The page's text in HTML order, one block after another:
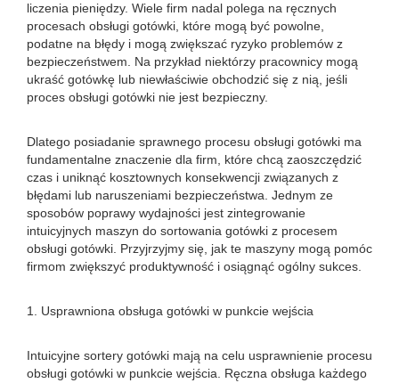
liczenia pieniędzy. Wiele firm nadal polega na ręcznych
procesach obsługi gotówki, które mogą być powolne,
podatne na błędy i mogą zwiększać ryzyko problemów z
bezpieczeństwem. Na przykład niektórzy pracownicy mogą
ukraść gotówkę lub niewłaściwie obchodzić się z nią, jeśli
proces obsługi gotówki nie jest bezpieczny.
Dlatego posiadanie sprawnego procesu obsługi gotówki ma
fundamentalne znaczenie dla firm, które chcą zaoszczędzić
czas i uniknąć kosztownych konsekwencji związanych z
błędami lub naruszeniami bezpieczeństwa. Jednym ze
sposobów poprawy wydajności jest zintegrowanie
intuicyjnych maszyn do sortowania gotówki z procesem
obsługi gotówki. Przyjrzyjmy się, jak te maszyny mogą pomóc
firmom zwiększyć produktywność i osiągnąć ogólny sukces.
1. Usprawniona obsługa gotówki w punkcie wejścia
Intuicyjne sortery gotówki mają na celu usprawnienie procesu
obsługi gotówki w punkcie wejścia. Ręczna obsługa każdego